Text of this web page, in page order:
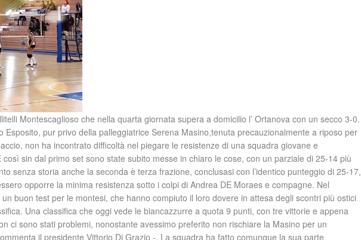
Montescaglioso che nella quarta giornata supera a domicilio l’ Ortanova con un secco 3-0.
Esposito, pur privo della palleggiatrice Serena Masino,tenuta precauzionalmente a riposo per
non ha incontrato difficoltà nel piegare le resistenze di una squadra giovane e
sin dal primo set sono state subito messe in chiaro le cose, con un parziale di 25-14 più
senza storia anche la seconda è terza frazione, conclusasi con l’identico punteggio di 25-17,
opporre la minima resistenza sotto i colpi di Andrea DE Moraes e compagne. Nel
buon test per le montesi, che hanno compiuto il loro dovere in attesa degli scontri più ostici
Una classifica che oggi vede le biancazzurre a quota 9 punti, con tre vittorie e appena
ci sono stati problemi, nonostante avessimo preferito non rischiare la Masino per un
il presidente Vittorio Di Grazio -. La squadra ha fatto comunque la sua parte